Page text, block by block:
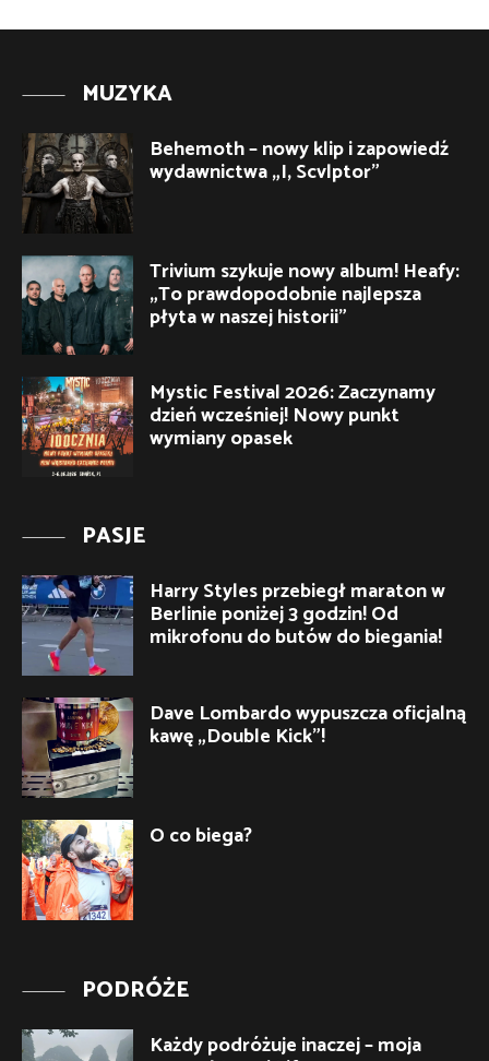
MUZYKA
Behemoth – nowy klip i zapowiedź
wydawnictwa „I, Scvlptor”
Trivium szykuje nowy album! Heafy:
„To prawdopodobnie najlepsza
płyta w naszej historii”
Mystic Festival 2026: Zaczynamy
dzień wcześniej! Nowy punkt
wymiany opasek
PASJE
Harry Styles przebiegł maraton w
Berlinie poniżej 3 godzin! Od
mikrofonu do butów do biegania!
Dave Lombardo wypuszcza oficjalną
kawę „Double Kick”!
O co biega?
PODRÓŻE
Każdy podróżuje inaczej – moja